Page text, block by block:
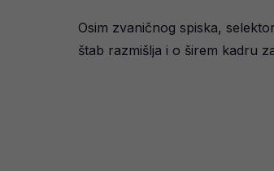
Osim zvaničnog spiska,
štab razmišlja i o širem kadru